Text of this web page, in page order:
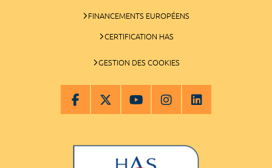
FINANCEMENTS EUROPÉENS
CERTIFICATION HAS
GESTION DES COOKIES